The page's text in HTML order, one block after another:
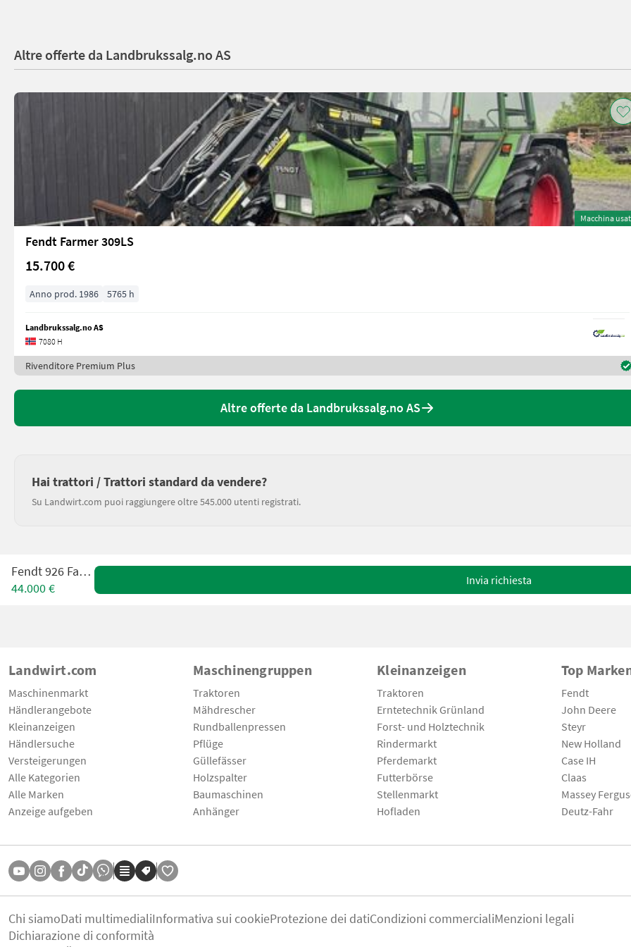
Altre offerte da Landbrukssalg.no AS
Macchina
Fendt Farmer 309LS
15.700 €
Anno prod. 1986 5765 h
Landbrukssalg.no AS
7080 H
Rivenditore Premium Plus
Altre offerte da Landbrukssalg.no AS
Hai trattori / Trattori standard da vendere?
Su Landwirt.com puoi raggiungere oltre 545.000 utenti registrati.
Fendt 926 Favorit
44.000 €
Invia richiesta
Landwirt.com
Maschinenmarkt
Händlerangebote
Kleinanzeigen
Händlersuche
Versteigerungen
Alle Kategorien
Alle Marken
Anzeige aufgeben
Maschinengruppen
Traktoren
Mähdrescher
Rundballenpressen
Pflüge
Güllefässer
Holzspalter
Baumaschinen
Anhänger
Kleinanzeigen
Traktoren
Erntetechnik Grünland
Forst- und Holztechnik
Rindermarkt
Pferdemarkt
Futterbörse
Stellenmarkt
Hofladen
Top
Fendt
John Deere
Steyr
New Holland
Case IH
Claas
Massey
Deutz-Fahr
Chi siamoDati multimedialiInformativa sui cookieProtezione dei datiCondizioni commercialiMenzioni legali
Dichiarazione di conformità